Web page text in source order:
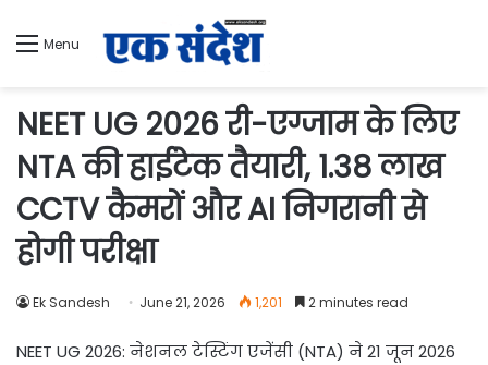
Menu
NEET UG 2026 री-एग्जाम के लिए
NTA की हाईटेक तैयारी, 1.38 लाख
CCTV कैमरों और AI निगरानी से
होगी परीक्षा
Ek Sandesh June 21, 2026 1,201 2 minutes read
NEET UG 2026: नेशनल टेस्टिंग एजेंसी (NTA) ने 21 जून 2026